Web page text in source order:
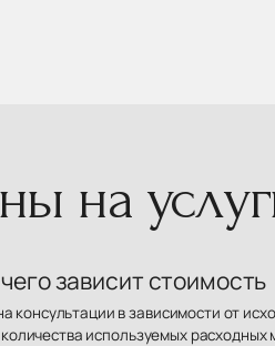
на
зависит стоимость
консультации в зависимости от
используемых расходных